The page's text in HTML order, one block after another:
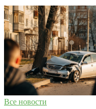
Все новости